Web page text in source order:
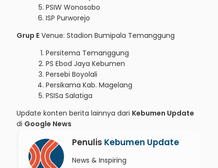
PSIW Wonosobo
ISP Purworejo
Grup E Venue: Stadion Bumipala Temanggung
Persitema Temanggung
PS Ebod Jaya Kebumen
Persebi Boyolali
Persikama Kab. Magelang
PSISa Salatiga
Update konten berita lainnya dari Kebumen Update
di Google News
Penulis Kebumen Update
News & Inspiring